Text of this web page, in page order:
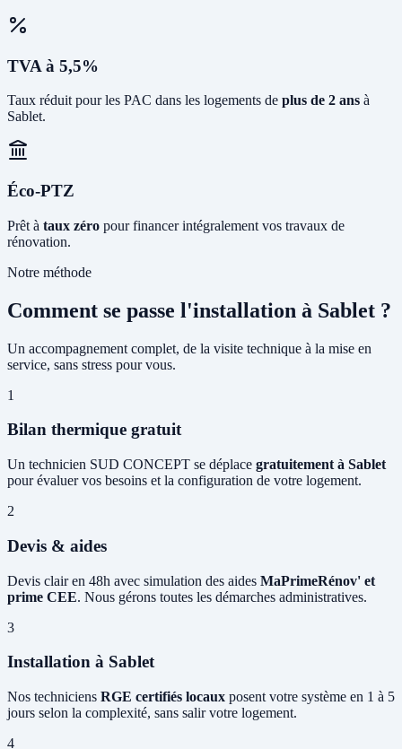
TVA à 5,5%
Taux réduit pour les PAC dans les logements de plus de 2 ans à
Sablet.
Éco-PTZ
Prêt à taux zéro pour financer intégralement vos travaux de
rénovation.
Notre méthode
Comment se passe l'installation à Sablet ?
Un accompagnement complet, de la visite technique à la mise en
service, sans stress pour vous.
1
Bilan thermique gratuit
Un technicien SUD CONCEPT se déplace gratuitement à Sablet
pour évaluer vos besoins et la configuration de votre logement.
2
Devis & aides
Devis clair en 48h avec simulation des aides MaPrimeRénov' et
prime CEE. Nous gérons toutes les démarches administratives.
3
Installation à Sablet
Nos techniciens RGE certifiés locaux posent votre système en 1 à 5
jours selon la complexité, sans salir votre logement.
4